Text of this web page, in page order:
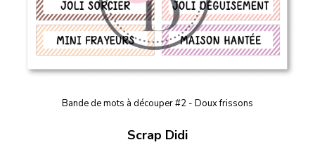
Bande de mots à découper #2 - Doux frissons
Scrap Didi